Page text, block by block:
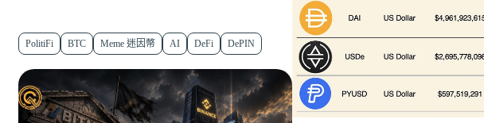
PolitiFi BTC Meme 迷因幣 AI DeFi DePIN